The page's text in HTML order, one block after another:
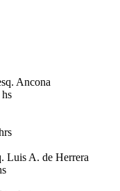
Ancona
Luis A. de Herrera